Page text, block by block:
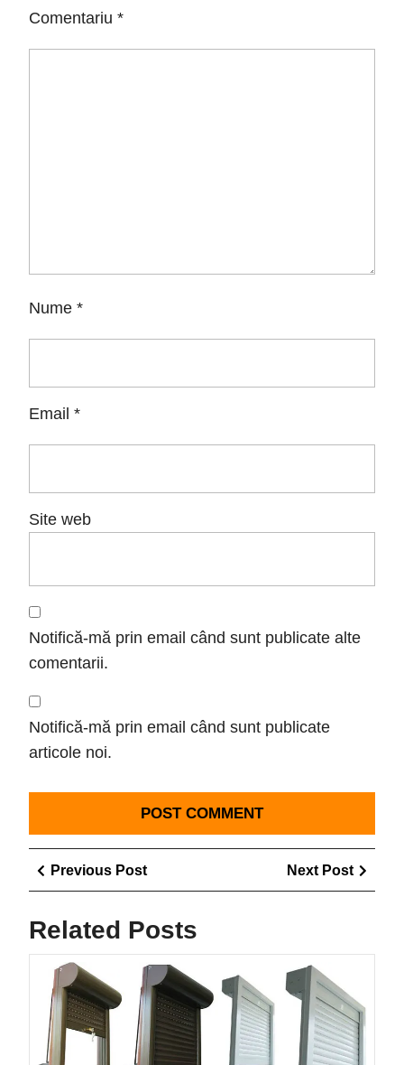
Comentariu *
Nume *
Email *
Site web
Notifică-mă prin email când sunt publicate alte
comentarii.
Notifică-mă prin email când sunt publicate
articole noi.
Navigare
în
articole
Previous PostPrevious
Post
Next Post
Post
Related Posts